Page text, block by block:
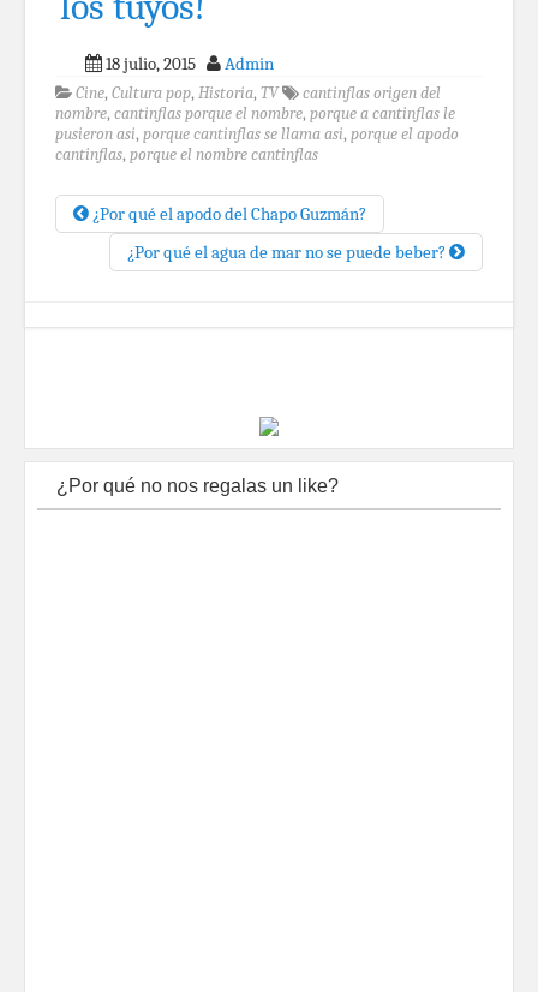
18 julio, 2015 Admin
Cine, Cultura pop, Historia, TV
cantinflas origen del
nombre, cantinflas porque el nombre, porque a cantinflas le
pusieron asi, porque cantinflas se llama asi, porque el apodo
cantinflas, porque el nombre cantinflas
¿Por qué el apodo del Chapo Guzmán?
¿Por qué el agua de mar no se puede beber?
¿Por qué no nos regalas un like?